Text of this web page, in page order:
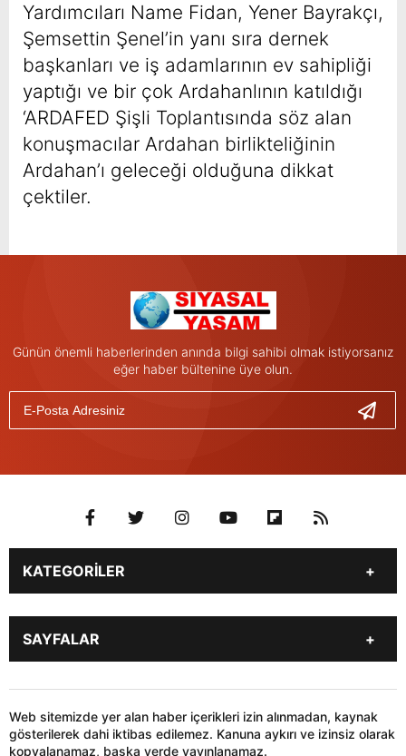
Yardımcıları Name Fidan, Yener Bayrakçı,
Şemsettin Şenel’in yanı sıra dernek
başkanları ve iş adamlarının ev sahipliği
yaptığı ve bir çok Ardahanlının katıldığı
‘ARDAFED Şişli Toplantısında söz alan
konuşmacılar Ardahan birlikteliğinin
Ardahan’ı geleceği olduğuna dikkat
çektiler.
Günün önemli haberlerinden anında bilgi sahibi olmak istiyorsanız
eğer haber bültenine üye olun.
KATEGORİLER
Genel
Gündem
Son Dakika
İstanbul
Stk
Siyaset
Dünya
Sağlık
Teknoloji
SAYFALAR
HABER GÖNDER
Web sitemizde yer alan haber içerikleri izin alınmadan, kaynak
gösterilerek dahi iktibas edilemez. Kanuna aykırı ve izinsiz olarak
kopyalanamaz, başka yerde yayınlanamaz.